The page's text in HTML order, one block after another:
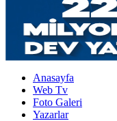
Anasayfa
Web Tv
Foto Galeri
Yazarlar